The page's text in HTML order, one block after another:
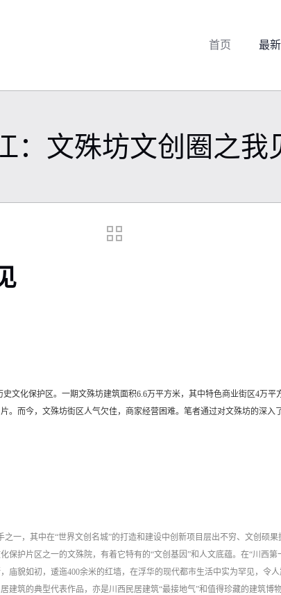
首页 最
：文殊坊文创圈之我
文化保护区。一期文殊坊建筑面积6.6万平方米，其中特色商业街区4万平
而今，文殊坊街区人气欠佳，商家经营困难。笔者通过对文殊坊的深
之一，其中在“世界文创名城”的打造和建设中创新项目层出不穷、文创硕
护片区之一的文殊院，有着它特有的“文创基因”和人文底蕴。在“川西
貌如初，逶迤400余米的红墙，在浮华的现代都市生活中实为罕见，令人
建筑的典型代表作品，亦是川西民居建筑“最接地气”和值得珍藏的建筑博